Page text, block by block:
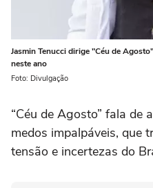
Jasmin Tenucci dirige "Céu de
neste ano
Foto: Divulgação
“Céu de Agosto” fala de
medos impalpáveis, que
tensão e incertezas do